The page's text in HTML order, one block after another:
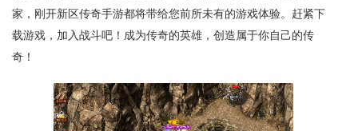
家，刚开新区传奇手游都将带给您前所未有的游戏体验。赶紧下
载游戏，加入战斗吧！成为传奇的英雄，创造属于你自己的传
奇！